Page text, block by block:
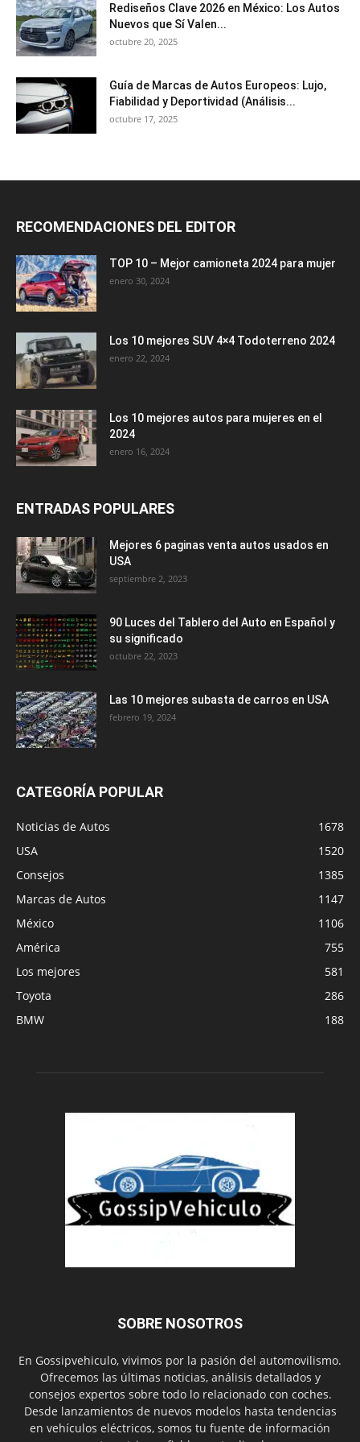
Rediseños Clave 2026 en México: Los Autos
Nuevos que Sí Valen...
octubre 20, 2025
Guía de Marcas de Autos Europeos: Lujo,
Fiabilidad y Deportividad (Análisis...
octubre 17, 2025
RECOMENDACIONES DEL EDITOR
TOP 10 – Mejor camioneta 2024 para mujer
enero 30, 2024
Los 10 mejores SUV 4×4 Todoterreno 2024
enero 22, 2024
Los 10 mejores autos para mujeres en el
2024
enero 16, 2024
ENTRADAS POPULARES
Mejores 6 paginas venta autos usados en
USA
septiembre 2, 2023
90 Luces del Tablero del Auto en Español y
su significado
octubre 22, 2023
Las 10 mejores subasta de carros en USA
febrero 19, 2024
CATEGORÍA POPULAR
Noticias de Autos
1678
USA
1520
Consejos
1385
Marcas de Autos
1147
México
1106
América
755
Los mejores
581
Toyota
286
BMW
188
SOBRE NOSOTROS
En Gossipvehiculo, vivimos por la pasión del automovilismo.
Ofrecemos las últimas noticias, análisis detallados y
consejos expertos sobre todo lo relacionado con coches.
Desde lanzamientos de nuevos modelos hasta tendencias
en vehículos eléctricos, somos tu fuente de información